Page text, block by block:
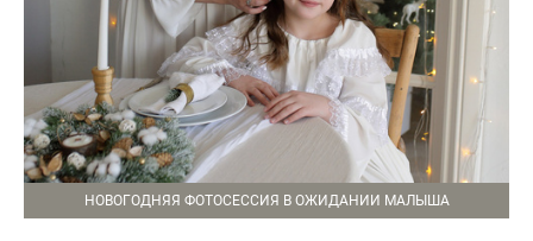
НОВОГОДНЯЯ ФОТОСЕССИЯ В ОЖИДАНИИ МАЛЫША